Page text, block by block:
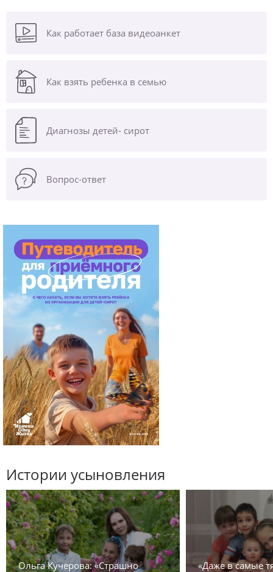
Как работает база видеоанкет
Как взять ребенка в семью
Диагнозы детей- сирот
Вопрос-ответ
Истории усыновления
Ольга Кучерова: «Страшно
«Даже в самые